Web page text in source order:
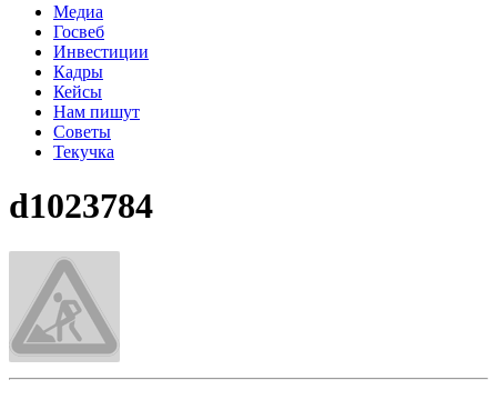
Медиа
Госвеб
Инвестиции
Кадры
Кейсы
Нам пишут
Советы
Текучка
d1023784